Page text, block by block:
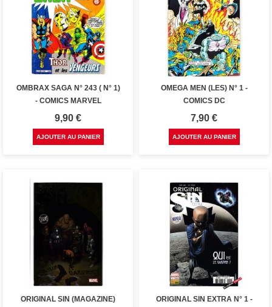
OMBRAX SAGA N° 243 ( N° 1)
- COMICS MARVEL
Prix
9,90 €
AJOUTER AU PANIER
OMEGA MEN (LES) N° 1 -
COMICS DC
Prix
7,90 €
AJOUTER AU PANIER
ORIGINAL SIN (MAGAZINE)
ORIGINAL SIN EXTRA N° 1 -